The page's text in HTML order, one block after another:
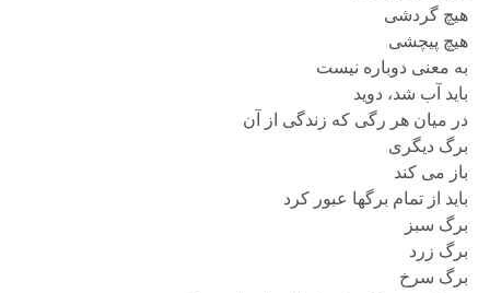
هیچ گردشی
هیچ پیچشی
به معنی دوباره نیست
باید آب شد، دوید
در میان هر رگی که زندگی از آن
برگ دیگری
باز می کند
باید از تمام برگها عبور کرد
برگ سبز
برگ زرد
برگ سرخ